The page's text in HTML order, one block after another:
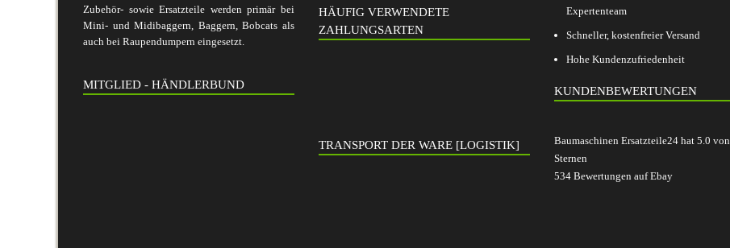
Zubehör- sowie Ersatzteile werden primär bei
Mini- und Midibaggern, Baggern, Bobcats als
auch bei Raupendumpern eingesetzt.
MITGLIED - HÄNDLERBUND
HÄUFIG VERWENDETE
ZAHLUNGSARTEN
TRANSPORT DER WARE [LOGISTIK]
Expertenteam
Schneller, kostenfreier Versand
Hohe Kundenzufriedenheit
KUNDENBEWERTUNGEN
Baumaschinen Ersatzteile24 hat 5.0 von
Sternen
534 Bewertungen auf Ebay